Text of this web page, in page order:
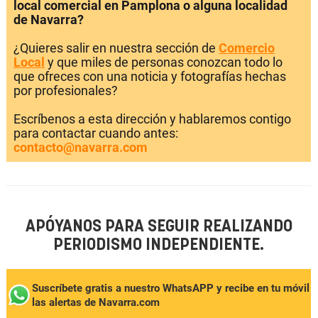
local comercial en Pamplona o alguna localidad
de Navarra?
¿Quieres salir en nuestra sección de Comercio
Local y que miles de personas conozcan todo lo
que ofreces con una noticia y fotografías hechas
por profesionales?
Escríbenos a esta dirección y hablaremos contigo
para contactar cuando antes:
contacto@navarra.com
APÓYANOS PARA SEGUIR REALIZANDO
PERIODISMO INDEPENDIENTE.
Suscríbete gratis a nuestro WhatsAPP y recibe en tu móvil
las alertas de Navarra.com